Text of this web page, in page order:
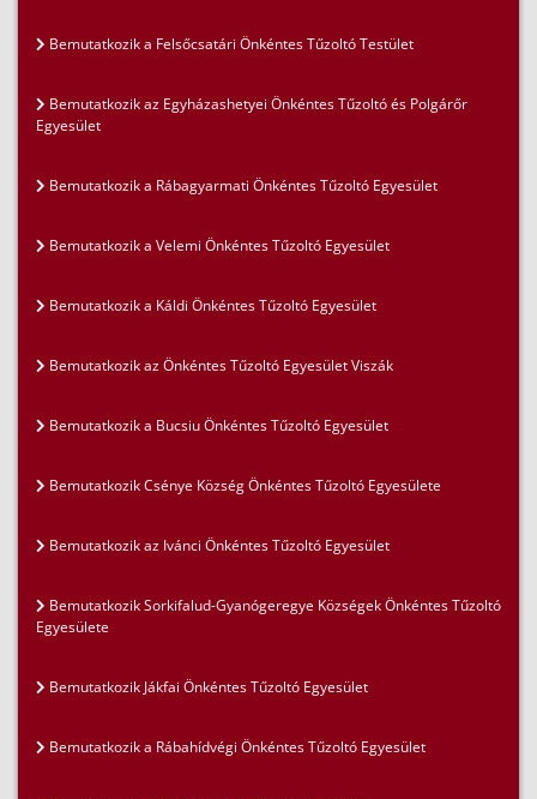
Bemutatkozik a Felsőcsatári Önkéntes Tűzoltó Testület
Bemutatkozik az Egyházashetyei Önkéntes Tűzoltó és Polgárőr
Egyesület
Bemutatkozik a Rábagyarmati Önkéntes Tűzoltó Egyesület
Bemutatkozik a Velemi Önkéntes Tűzoltó Egyesület
Bemutatkozik a Káldi Önkéntes Tűzoltó Egyesület
Bemutatkozik az Önkéntes Tűzoltó Egyesület Viszák
Bemutatkozik a Bucsiu Önkéntes Tűzoltó Egyesület
Bemutatkozik Csénye Község Önkéntes Tűzoltó Egyesülete
Bemutatkozik az Ivánci Önkéntes Tűzoltó Egyesület
Bemutatkozik Sorkifalud-Gyanógeregye Községek Önkéntes Tűzoltó
Egyesülete
Bemutatkozik Jákfai Önkéntes Tűzoltó Egyesület
Bemutatkozik a Rábahídvégi Önkéntes Tűzoltó Egyesület